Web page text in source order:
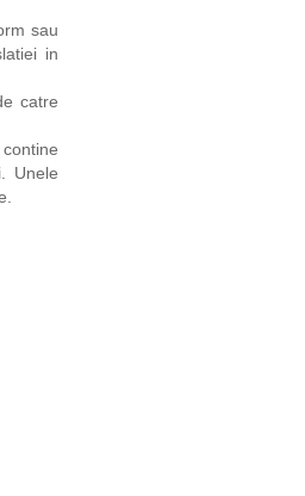
sau
in
catre
Unele